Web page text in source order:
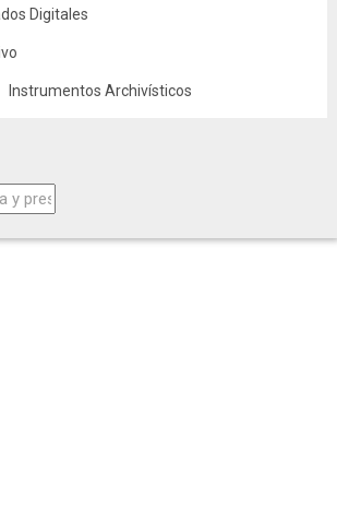
Digitales
Instrumentos Archivísticos